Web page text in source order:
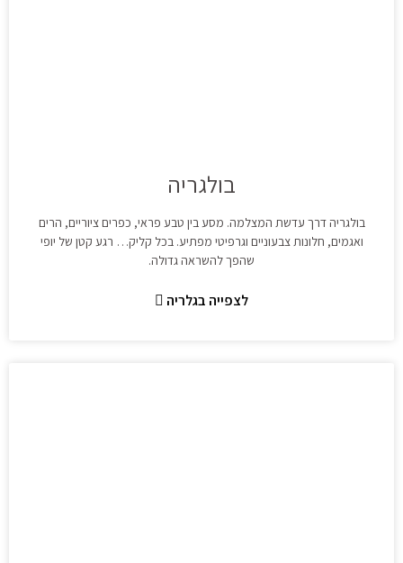
בולגריה
בולגריה דרך עדשת המצלמה. מסע בין טבע פראי, כפרים ציוריים, הרים
ואגמים, חלונות צבעוניים וגרפיטי מפתיע. בכל קליק… רגע קטן של יופי
שהפך להשראה גדולה.
לצפייה בגלריה